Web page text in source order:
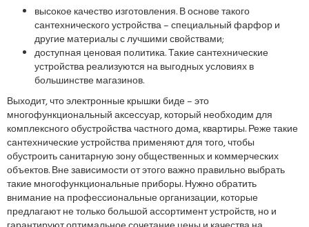
высокое качество изготовления. В основе такого
сантехнического устройства – специальный фарфор и
другие материалы с лучшими свойствами;
доступная ценовая политика. Такие сантехнические
устройства реализуются на выгодных условиях в
большинстве магазинов.
Выходит, что электронные крышки биде – это
многофункциональный аксессуар, который необходим для
комплексного обустройства частного дома, квартиры. Реже такие
сантехнические устройства применяют для того, чтобы
обустроить санитарную зону общественных и коммерческих
объектов. Вне зависимости от этого важно правильно выбрать
такие многофункциональные приборы. Нужно обратить
внимание на профессиональные организации, которые
предлагают не только большой ассортимент устройств, но и